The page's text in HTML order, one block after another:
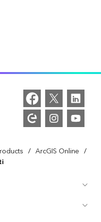
/ ArcGIS Online /